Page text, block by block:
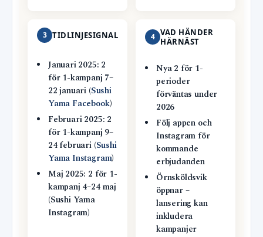
3 TIDLINJESIGNAL
Januari 2025: 2
för 1-kampanj 7–
22 januari (Sushi
Yama Facebook)
Februari 2025: 2
för 1-kampanj 9–
24 februari (Sushi
Yama Instagram)
Maj 2025: 2 för 1-
kampanj 4–24 maj
(Sushi Yama
Instagram)
4 VAD HÄNDER
HÄRNÄST
Nya 2 för 1-
perioder
förväntas under
2026
Följ appen och
Instagram för
kommande
erbjudanden
Örnsköldsvik
öppnar –
lansering kan
inkludera
kampanjer